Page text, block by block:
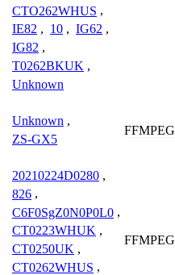
CTO262WHUS ,
IE82 , 10 , IG62 ,
IG82 ,
T0262BKUK ,
Unknown
Unknown ,
ZS-GX5
FFMPEG
20210224D0280 ,
826 ,
C6F0SgZ0N0P0L0 ,
CT0223WHUK ,
CT0250UK ,
CT0262WHUS ,
FFMPEG